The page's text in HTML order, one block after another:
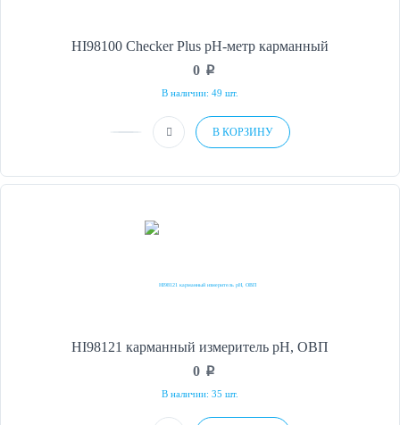
HI98100 Checker Plus рН-метр карманный
0 p
В наличии: 49 шт.
В КОРЗИНУ
HI98121 карманный измеритель рН, ОВП
0 p
В наличии: 35 шт.